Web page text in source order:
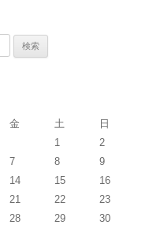
金 土
日
1
2
7 8
9
14 15
16
21 22
23
28 29
30